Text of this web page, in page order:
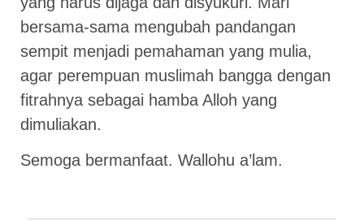
bersama-sama mengubah pandangan
sempit menjadi pemahaman yang mulia,
agar perempuan muslimah bangga dengan
fitrahnya sebagai hamba Alloh yang
dimuliakan.
Semoga bermanfaat. Wallohu a’lam.